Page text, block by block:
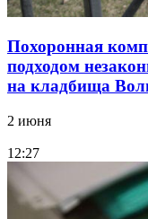
Похоронная
подходом
на кладбища
2 июня
12:27